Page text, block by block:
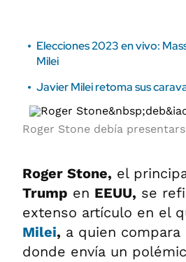
Elecciones 2023 en vivo:
Milei
Javier Milei retoma sus
Roger Stone debía
Roger Stone, el
Trump en EEUU, se
extenso artículo en el
Milei, a quien
donde envía un